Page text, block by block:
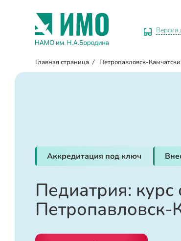
Версия
Главная страница / Петропавловск-
Аккредитация под ключ
Педиатрия: курс
Петропавловск-